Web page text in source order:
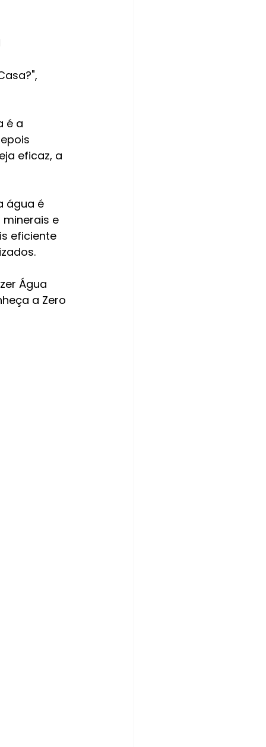
é a
eficaz, a
água é
e
eficiente
Água
a Zero